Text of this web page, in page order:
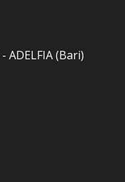
ADELFIA (Bari)